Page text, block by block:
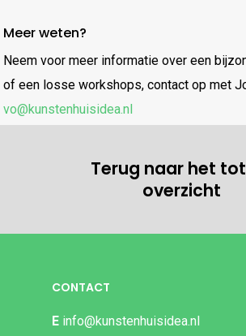
Meer weten?
Neem voor meer informatie over een
of een losse workshops, contact op met
vo@kunstenhuisidea.nl
Terug naar het
overzicht
CONTACT
E info@kunstenhuisidea.nl